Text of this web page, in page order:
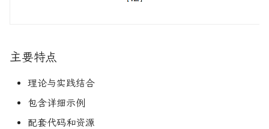
主要特点
理论与实践结合
包含详细示例
配套代码和资源